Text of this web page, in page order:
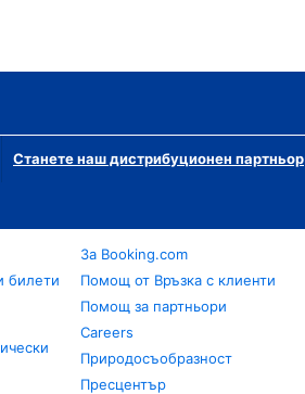
Станете наш дистрибуционен партньор
билети
За Booking.com
Помощ от Връзка с клиенти
Помощ за партньори
Careers
Природосъобразност
Пресцентър